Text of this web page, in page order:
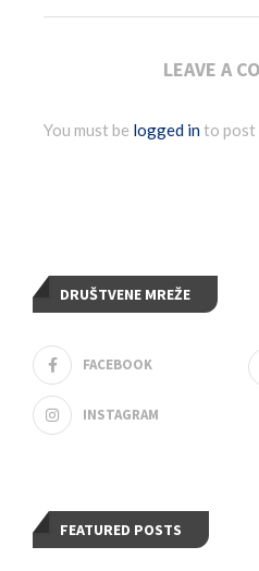
LEAVE A
You must be logged into post
DRUŠTVENE MREŽE
FACEBOOK
INSTAGRAM
FEATURED POSTS